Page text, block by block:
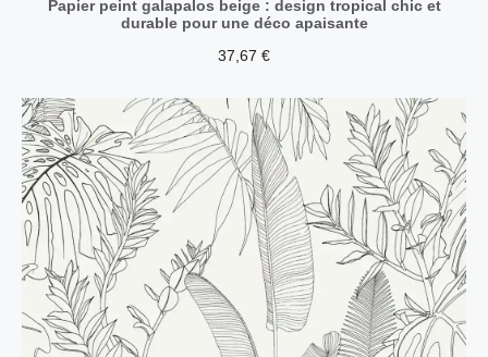
Papier peint galapalos beige : design tropical chic et
durable pour une déco apaisante
37,67 €